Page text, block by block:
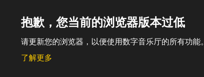
抱歉，您当前的浏览器版本过低
请更新您的浏览器，以便使用数字音乐厅的所有功能。
了解更多